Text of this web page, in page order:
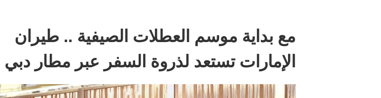
مع بداية موسم العطلات الصيفية .. طيران
الإمارات تستعد لذروة السفر عبر مطار دبي